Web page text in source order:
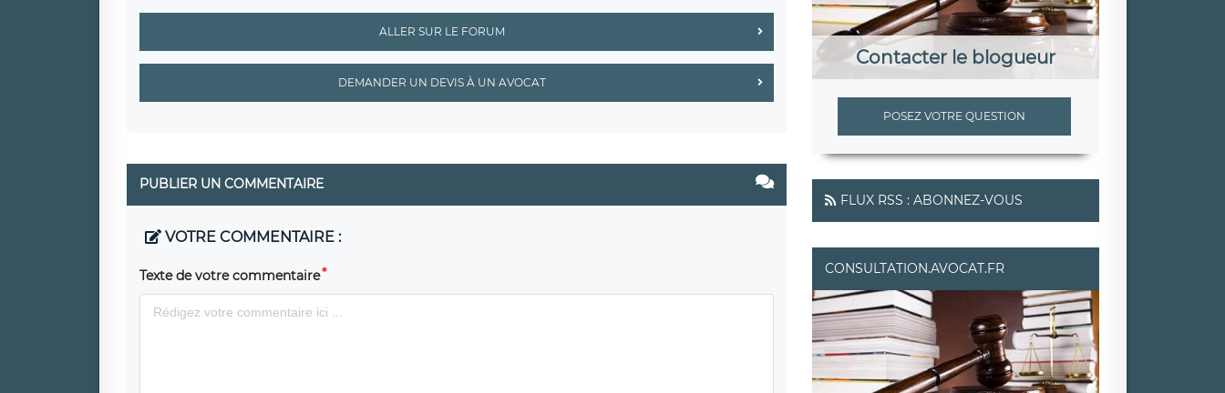
ALLER SUR LE FORUM
DEMANDER UN DEVIS À UN AVOCAT
PUBLIER UN COMMENTAIRE
VOTRE COMMENTAIRE :
Texte de votre commentaire
Contacter le blogueur
POSEZ VOTRE QUESTION
FLUX RSS : ABONNEZ-VOUS
CONSULTATION.AVOCAT.FR